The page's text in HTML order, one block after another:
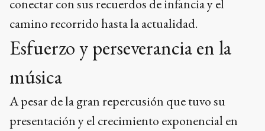
conectar con sus recuerdos de infancia y el
camino recorrido hasta la actualidad.
Esfuerzo y perseverancia en la
música
A pesar de la gran repercusión que tuvo su
presentación y el crecimiento exponencial en